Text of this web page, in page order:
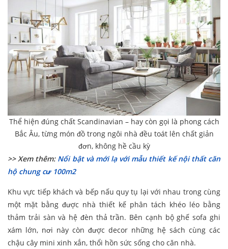
Thể hiện đúng chất Scandinavian – hay còn gọi là phong cách
Bắc Âu, từng món đồ trong ngôi nhà đều toát lên chất giản
đơn, không hề cầu kỳ
>> Xem thêm: Nổi bật và mới lạ với mẫu thiết kế nội thất căn
hộ chung cư 100m2
Khu vực tiếp khách và bếp nấu quy tụ lại với nhau trong cùng
một mặt bằng được nhà thiết kế phân tách khéo léo bằng
thảm trải sàn và hệ đèn thả trần. Bên cạnh bộ ghế sofa ghi
xám lớn, nơi này còn được decor những hệ sách cùng các
chậu cây mini xinh xắn, thổi hồn sức sống cho căn nhà.